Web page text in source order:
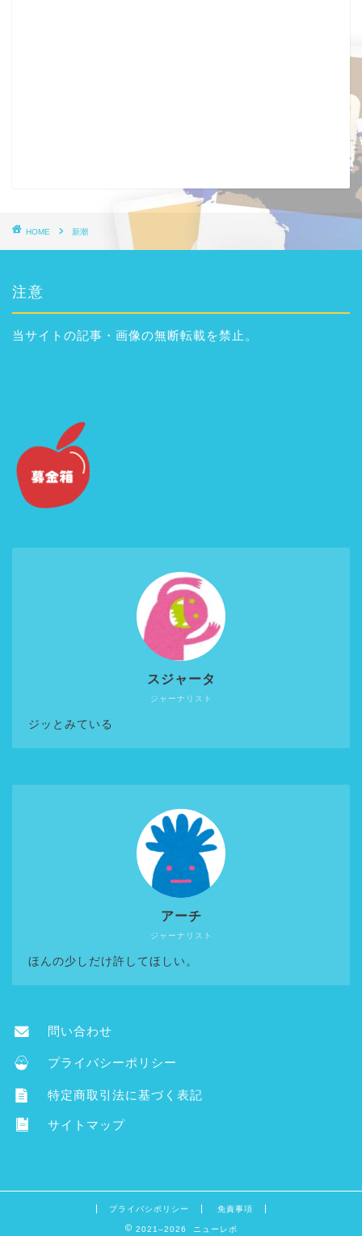
HOME 新潮
注意
当サイトの記事・画像の無断転載を禁止。
ジャーナリスト
スジャータ
ジッとみている
ジャーナリスト
アーチ
ほんの少しだけ許してほしい。
問い合わせ
プライバシーポリシー
特定商取引法に基づく表記
サイトマップ
プライバシポリシー 免責事項
2021–2026 ニューレポ